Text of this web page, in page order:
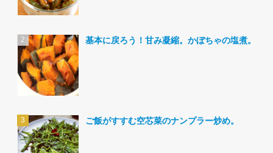
基本に戻ろう！甘み凝縮。かぼちゃの塩煮。
ご飯がすすむ空芯菜のナンプラー炒め。